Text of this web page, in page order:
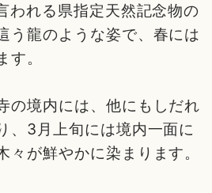
われる県指定天然記念物の
う龍のような姿で、春には
す。
の境内には、他にもしだれ
、3月上旬には境内一面に
々が鮮やかに染まります。